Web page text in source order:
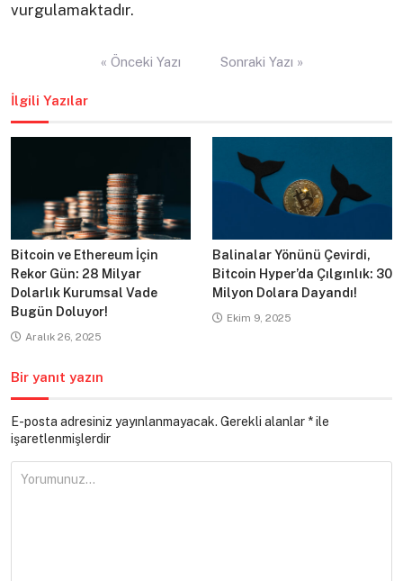
vurgulamaktadır.
« Önceki Yazı Sonraki Yazı »
İlgili Yazılar
Bitcoin ve Ethereum İçin
Rekor Gün: 28 Milyar
Dolarlık Kurumsal Vade
Bugün Doluyor!
Aralık 26, 2025
Balinalar Yönünü Çevirdi,
Bitcoin Hyper’da Çılgınlık: 30
Milyon Dolara Dayandı!
Ekim 9, 2025
Bir yanıt yazın
E-posta adresiniz yayınlanmayacak. Gerekli alanlar *ile
işaretlenmişlerdir